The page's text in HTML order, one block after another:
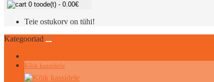
0 toode(t) - 0.00€
Teie ostukorv on tühi!
Kategooriad
Kõik kassidele